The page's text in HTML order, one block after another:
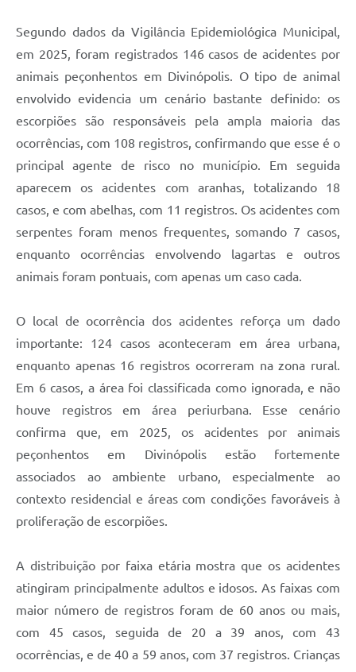
Segundo dados da Vigilância Epidemiológica Municipal,
em 2025, foram registrados 146 casos de acidentes por
animais peçonhentos em Divinópolis. O tipo de animal
envolvido evidencia um cenário bastante definido: os
escorpiões são responsáveis pela ampla maioria das
ocorrências, com 108 registros, confirmando que esse é o
principal agente de risco no município. Em seguida
aparecem os acidentes com aranhas, totalizando 18
casos, e com abelhas, com 11 registros. Os acidentes com
serpentes foram menos frequentes, somando 7 casos,
enquanto ocorrências envolvendo lagartas e outros
animais foram pontuais, com apenas um caso cada.
O local de ocorrência dos acidentes reforça um dado
importante: 124 casos aconteceram em área urbana,
enquanto apenas 16 registros ocorreram na zona rural.
Em 6 casos, a área foi classificada como ignorada, e não
houve registros em área periurbana. Esse cenário
confirma que, em 2025, os acidentes por animais
peçonhentos em Divinópolis estão fortemente
associados ao ambiente urbano, especialmente ao
contexto residencial e áreas com condições favoráveis à
proliferação de escorpiões.
A distribuição por faixa etária mostra que os acidentes
atingiram principalmente adultos e idosos. As faixas com
maior número de registros foram de 60 anos ou mais,
com 45 casos, seguida de 20 a 39 anos, com 43
ocorrências, e de 40 a 59 anos, com 37 registros. Crianças